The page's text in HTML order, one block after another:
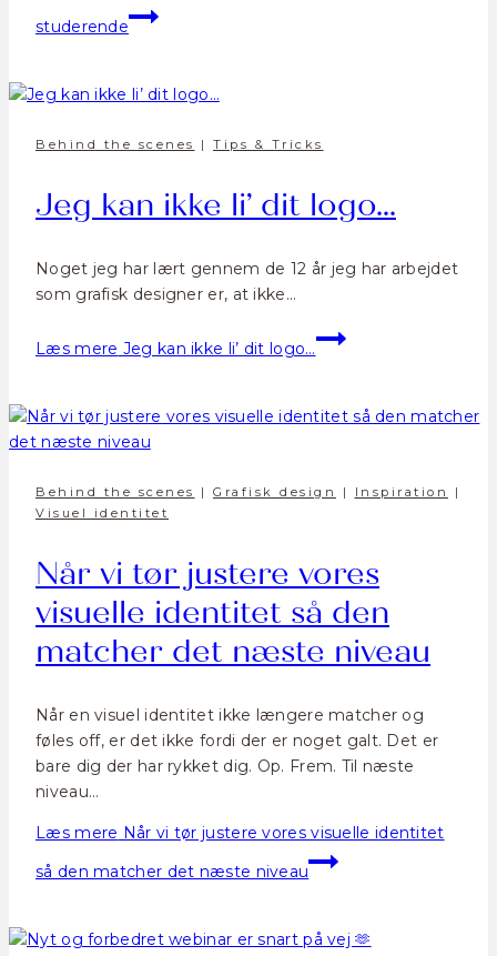
studerende
Behind the scenes | Tips & Tricks
Jeg kan ikke li’ dit logo…
Noget jeg har lært gennem de 12 år jeg har arbejdet
som grafisk designer er, at ikke…
Læs mere Jeg kan ikke li’ dit logo…
Behind the scenes | Grafisk design | Inspiration
|
Visuel identitet
Når vi tør justere vores
visuelle identitet så den
matcher det næste niveau
Når en visuel identitet ikke længere matcher og
føles off, er det ikke fordi der er noget galt. Det er
bare dig der har rykket dig. Op. Frem. Til næste
niveau…
Læs mere Når vi tør justere vores visuelle identitet
så den matcher det næste niveau